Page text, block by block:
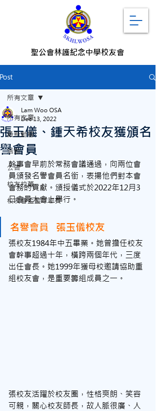
聖公會林護紀念中學校友會
Post
所有文章
最新動態
活動
公告
校友校董
校友會盃籃球聯賽
所有文章
張玉儀、鍾天希校友獲頒名
譽會員
Lam Woo OSA
Dec 13, 2022
幹事會早前於常務會議通過，向兩位會
員頒發名譽會員名銜，表揚他們對本會
會務的貢獻。頒授儀式於2022年12月3
日會員大會上舉行。
名譽會員   張玉儀校友
張校友1984年中五畢業。她曾擔任校友
會幹事超過十年，橫跨兩個年代，三度
出任會長。她1999年獲母校邀請協助重
組校友會，是重要籌組成員之一。
張校友活躍於校友圈，性格爽朗、笑容
可親，關心校友師長，故人脈很廣、人